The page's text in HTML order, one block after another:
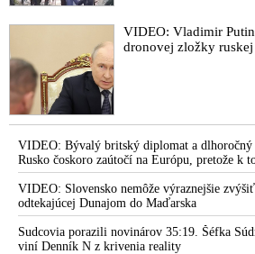
VIDEO: Vladimir
dronovej zložky ruskej
VIDEO: Bývalý britský diplomat a dlhoročný
Rusko čoskoro zaútočí na Európu, pretože k
rovnako, ako bolo dotlačené k invázii na
Zelenskyj medzitým v Kyjeve naliehal na
aby vo svete zháňali energie pre Ukrajinu na
mobilizovať a vojna sa do zimy
VIDEO: Slovensko nemôže výraznejšie
odtekajúcej Dunajom do Maďarska
Sudcovia porazili novinárov 35:19. Šéfka
viní Denník N z krivenia reality